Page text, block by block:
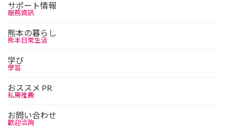
サポート情報
服務資訊
熊本の暮らし
熊本日常生活
学び
學習
おススメ PR
私房推薦
お問い合わせ
歡迎洽詢